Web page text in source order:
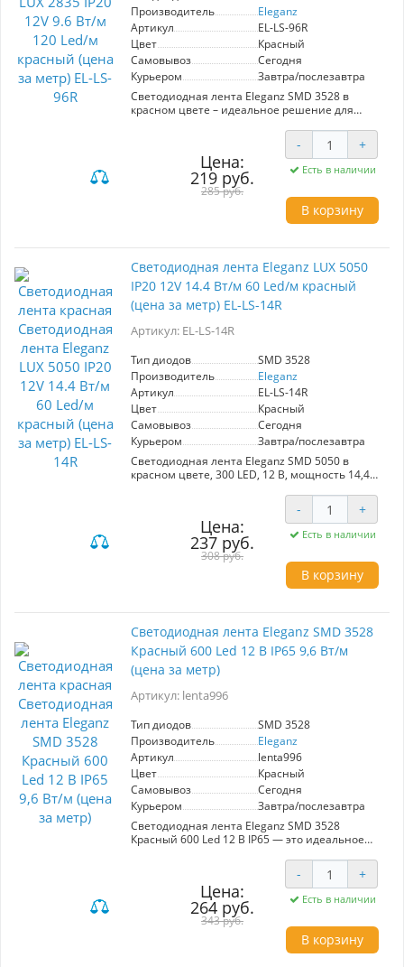
Производитель
Eleganz
Артикул
EL-LS-96R
Цвет
Красный
Самовывоз
Сегодня
Курьером
Завтра/послезавтра
Светодиодная лента Eleganz SMD 3528 в
красном цвете – идеальное решение для
мощностью 9,6 Вт/м и 120 диодов на метр, она
обеспечивает яркое и равномерное свечение.
Работает при напряжении 12 В, подходит для
интерьеров с низким уровнем влажности
(IP20). Лента легко монтируется и идеально
подходит для декоративного освещения,
подсветки мебели и акцентов в интерьере.
Цена:
219 руб.
285 руб.
- +
Есть в наличии
В корзину
Светодиодная лента Eleganz LUX 5050
IP20 12V 14.4 Вт/м 60 Led/м красный
(цена за метр) EL-LS-14R
Артикул: EL-LS-14R
Тип диодов
SMD 3528
Производитель
Eleganz
Артикул
EL-LS-14R
Цвет
Красный
Самовывоз
Сегодня
Курьером
Завтра/послезавтра
Светодиодная лента Eleganz SMD 5050 в
красном цвете, 300 LED, 12 В, мощность 14,4
яркое и равномерное освещение. Идеальна
для декоративного освещения в помещениях
благодаря степени защиты IP20. Удобна в
установке и использовании, цена указана за 1
Цена:
237 руб.
308 руб.
- +
Есть в наличии
В корзину
Светодиодная лента Eleganz SMD 3528
Красный 600 Led 12 В IP65 9,6 Вт/м
(цена за метр)
Артикул: lenta996
Тип диодов
SMD 3528
Производитель
Eleganz
Артикул
lenta996
Цвет
Красный
Самовывоз
Сегодня
Курьером
Завтра/послезавтра
Светодиодная лента Eleganz SMD 3528
Красный 600 Led 12 В IP65 — это идеальное
в любых условиях. С мощностью 9,6 Вт/м и 120
диодами на метр, лента обеспечивает яркое и
равномерное свечение. Герметичный корпус с
защитой IP65 делает ее подходящей для
использования как в помещениях, так и на
улице, включая ванные комнаты, кухни и
наружные декоративные элементы.
Цена:
264 руб.
343 руб.
- +
Есть в наличии
В корзину